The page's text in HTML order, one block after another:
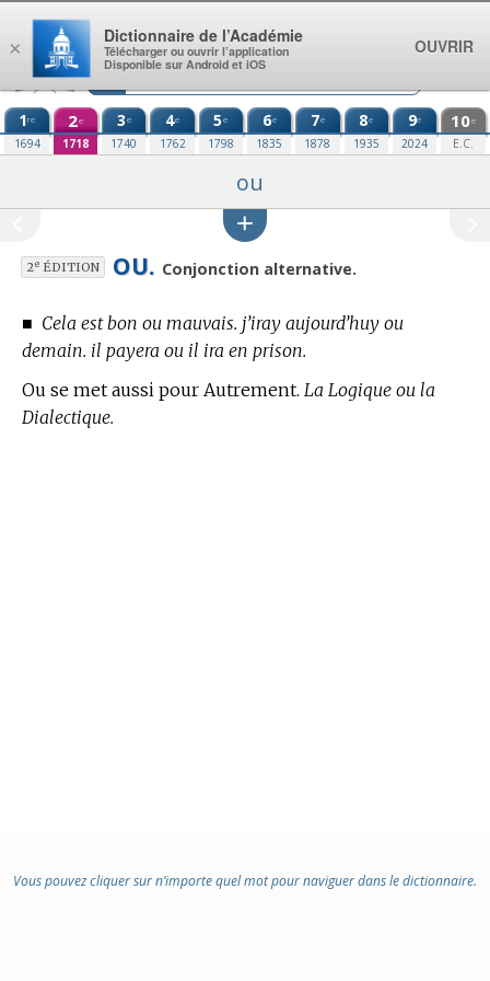
Aller au contenu
1re
1694
2e
1718
3e
1740
4e
1762
5e
1798
6e
1835
7e
1878
8e
1935
9e
2024
10e
E.C.
ou
2eÉDITION OU. Conjonction alternative.
■ Cela est bon ou mauvais. j’iray aujourd’huy ou
demain. il payera ou il ira en prison.
Ou se met aussi pour Autrement. La Logique ou la
Dialectique.
Vous pouvez cliquer sur n’importe quel mot pour naviguer dans le dictionnaire.
×
Dictionnaire de l’Académie
Télécharger ou ouvrir l’application
Disponible sur Android et iOS
OUVRIR